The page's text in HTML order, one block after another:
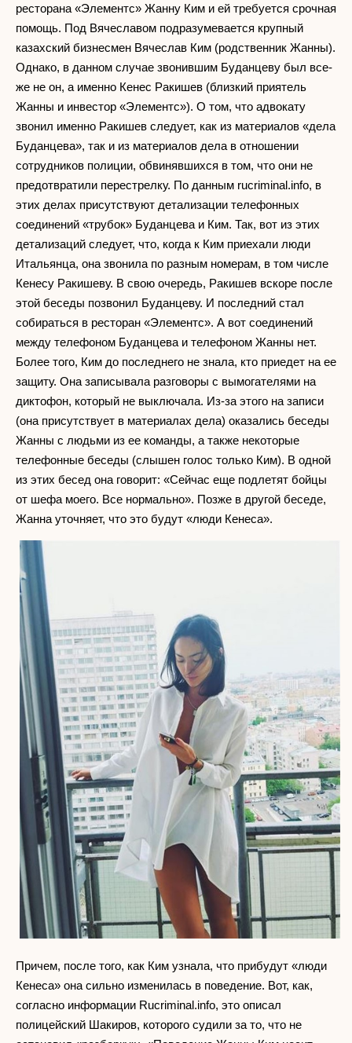
ресторана «Элементс» Жанну Ким и ей требуется срочная
помощь. Под Вячеславом подразумевается крупный
казахский бизнесмен Вячеслав Ким (родственник Жанны).
Однако, в данном случае звонившим Буданцеву был все-
же не он, а именно Кенес Ракишев (близкий приятель
Жанны и инвестор «Элементс»). О том, что адвокату
звонил именно Ракишев следует, как из материалов «дела
Буданцева», так и из материалов дела в отношении
сотрудников полиции, обвинявшихся в том, что они не
предотвратили перестрелку. По данным rucriminal.info, в
этих делах присутствуют детализации телефонных
соединений «трубок» Буданцева и Ким. Так, вот из этих
детализаций следует, что, когда к Ким приехали люди
Итальянца, она звонила по разным номерам, в том числе
Кенесу Ракишеву. В свою очередь, Ракишев вскоре после
этой беседы позвонил Буданцеву. И последний стал
собираться в ресторан «Элементс». А вот соединений
между телефоном Буданцева и телефоном Жанны нет.
Более того, Ким до последнего не знала, кто приедет на ее
защиту. Она записывала разговоры с вымогателями на
диктофон, который не выключала. Из-за этого на записи
(она присутствует в материалах дела) оказались беседы
Жанны с людьми из ее команды, а также некоторые
телефонные беседы (слышен голос только Ким). В одной
из этих бесед она говорит: «Сейчас еще подлетят бойцы
от шефа моего. Все нормально». Позже в другой беседе,
Жанна уточняет, что это будут «люди Кенеса».
Причем, после того, как Ким узнала, что прибудут «люди
Кенеса» она сильно изменилась в поведение. Вот, как,
согласно информации Rucriminal.info, это описал
полицейский Шакиров, которого судили за то, что не